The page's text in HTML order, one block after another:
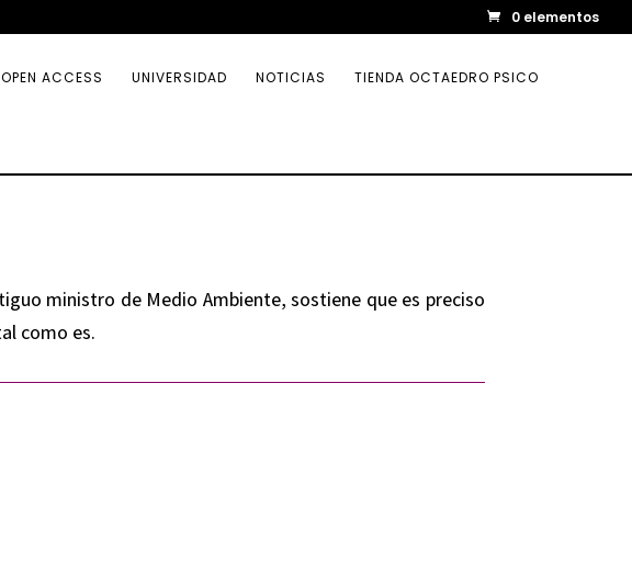
0 elementos
OPEN ACCESS UNIVERSIDAD NOTICIAS TIENDA OCTAEDRO PSICO
ministro de Medio Ambiente, sostiene que es preciso
como es.